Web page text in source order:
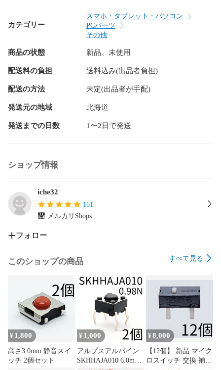
カテゴリー
スマホ・タブレット・パソコン
PCパーツ
その他
商品の状態 新品、未使用
配送料の負担 送料込み(出品者負担)
配送の方法 未定(出品者が手配)
発送元の地域 北海道
発送までの日数 1〜2日で発送
ショップ情報
iche32
161
メルカリShops
フォロー
このショップの商品 すべて見る
¥ 1,800
高さ3.0mm 静音スイ
ッチ 2個セット
¥ 1,000
アルプスアルパイン
SKHHAJA010 6.0mm
¥8,000
【12個】 新品 マイク
ロスイッチ 交換 補修